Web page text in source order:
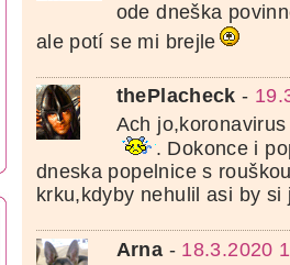
ode dneška
ale potí se mi brejle
thePlacheck -
Ach
. Dokonce i
dneska popelnice s
krku,kdyby nehulil asi by
Arna - 18.3.2020